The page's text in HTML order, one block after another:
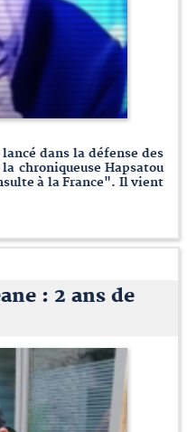
dans la défense des
chroniqueuse Hapsatou
à la France". Il vient
: 2 ans de